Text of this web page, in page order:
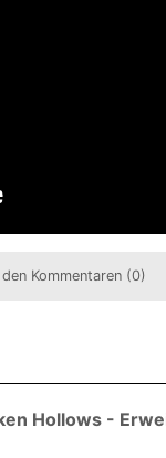
Kommentaren (0)
Hollows -